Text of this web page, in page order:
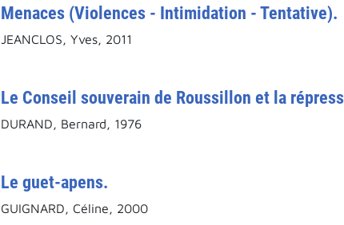
Menaces (Violences - Intimidation - Tentative).
JEANCLOS, Yves, 2011
Le Conseil souverain de Roussillon et la
DURAND, Bernard, 1976
Le guet-apens.
GUIGNARD, Céline, 2000